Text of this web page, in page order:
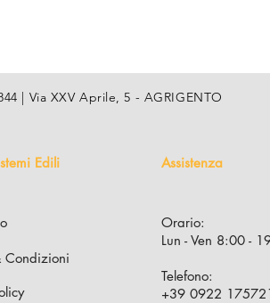
| Via XXV Aprile, 5 - AGRIGENTO
Edili
Condizioni
Assistenza
Orario:
Lun - Ven 8:00 -
Telefono:
+39 0922